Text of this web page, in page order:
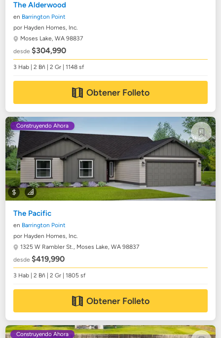
The Alderwood
en Barrington Point
por Hayden Homes, Inc.
Moses Lake, WA 98837
desde$304,990
3 Hab | 2 Bñ | 2 Gr | 1148 sf
Obtener Folleto
Construyendo Ahora
The Pacific
en Barrington Point
por Hayden Homes, Inc.
1325 W Rambler St., Moses Lake, WA 98837
desde$419,990
3 Hab | 2 Bñ | 2 Gr | 1805 sf
Obtener Folleto
Construyendo Ahora